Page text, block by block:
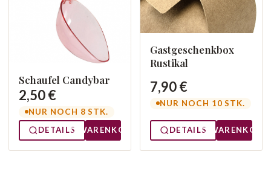
Schaufel Candybar
2,50 €
NUR NOCH 8 STK.
DETAILS
WARENKORB
Gastgeschenkbox
Rustikal
7,90 €
NUR NOCH 10 STK.
DETAILS WARENKORB